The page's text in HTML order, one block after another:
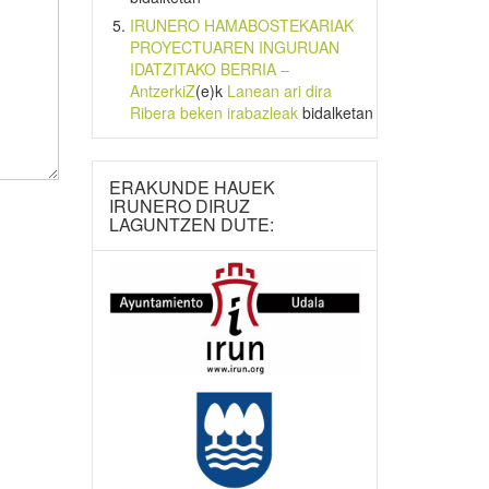
IRUNERO HAMABOSTEKARIAK
PROYECTUAREN INGURUAN
IDATZITAKO BERRIA –
AntzerkiZ(e)k Lanean ari dira
Ribera beken irabazleakbidalketan
ERAKUNDE HAUEK
IRUNERO DIRUZ
LAGUNTZEN DUTE: